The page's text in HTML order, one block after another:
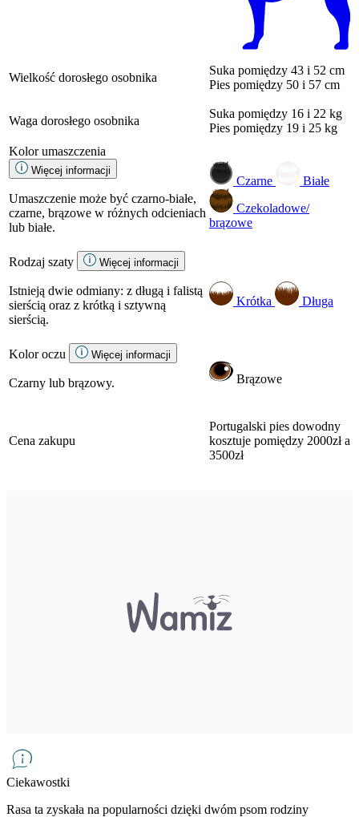
Wielkość dorosłego osobnika
Suka pomiędzy 43 i 52 cm
Pies pomiędzy 50 i 57 cm
Waga dorosłego osobnika
Suka pomiędzy 16 i 22 kg
Pies pomiędzy 19 i 25 kg
Kolor umaszczenia
Więcej informacji
Umaszczenie może być czarno-białe,
czarne, brązowe w różnych odcieniach
lub białe.
Czarne
Białe
Czekoladowe/
brązowe
Rodzaj szaty Więcej informacji
Istnieją dwie odmiany: z długą i falistą
sierścią oraz z krótką i sztywną
sierścią.
Krótka Długa
Kolor oczu Więcej informacji
Czarny lub brązowy. Brązowe
Cena zakupu
Portugalski pies dowodny
kosztuje pomiędzy 2000zł a
3500zł
Ciekawostki
Rasa ta zyskała na popularności dzięki dwóm psom rodziny